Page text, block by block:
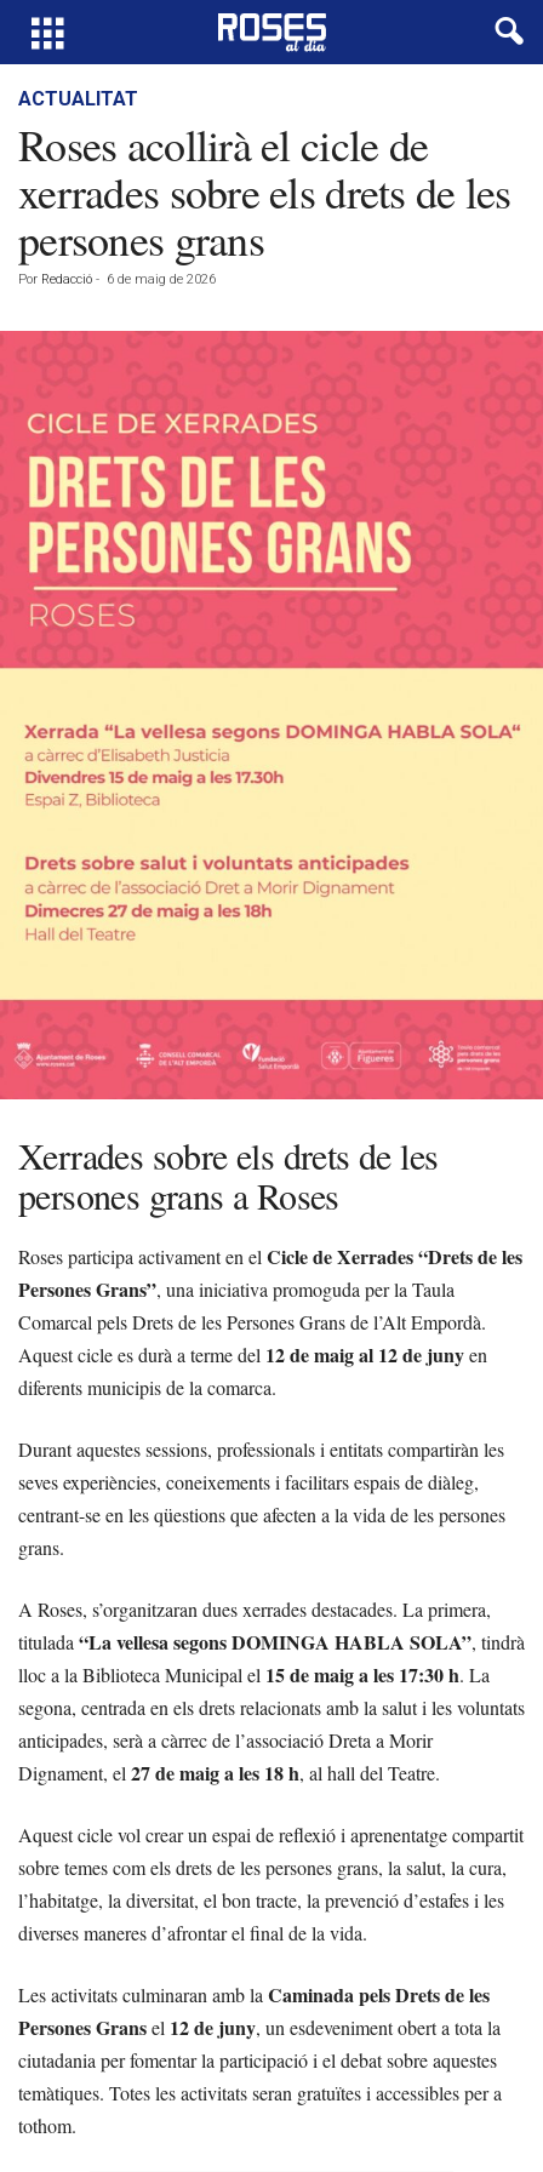
ACTUALITAT
Roses acollirà el cicle de
xerrades sobre els drets de les
persones grans
Por Redacció - 6 de maig de 2026
Xerrades sobre els drets de les
persones grans a Roses
Roses participa activament en el Cicle de Xerrades “Drets de les
Persones Grans”, una iniciativa promoguda per la Taula
Comarcal pels Drets de les Persones Grans de l’Alt Empordà.
Aquest cicle es durà a terme del 12 de maig al 12 de junyen
diferents municipis de la comarca.
Durant aquestes sessions, professionals i entitats compartiràn les
seves experiències, coneixements i facilitars espais de diàleg,
centrant-se en les qüestions que afecten a la vida de les persones
grans.
A Roses, s’organitzaran dues xerrades destacades. La primera,
titulada “La vellesa segons DOMINGA HABLA SOLA”, tindrà
lloc a la Biblioteca Municipal el 15 de maig a les 17:30 h. La
segona, centrada en els drets relacionats amb la salut i les voluntats
anticipades, serà a càrrec de l’associació Dreta a Morir
Dignament, el 27 de maig a les 18 h, al hall del Teatre.
Aquest cicle vol crear un espai de reflexió i aprenentatge compartit
sobre temes com els drets de les persones grans, la salut, la cura,
l’habitatge, la diversitat, el bon tracte, la prevenció d’estafes i les
diverses maneres d’afrontar el final de la vida.
Les activitats culminaran amb la Caminada pels Drets de les
Persones Gransel 12 de juny, un esdeveniment obert a tota la
ciutadania per fomentar la participació i el debat sobre aquestes
temàtiques. Totes les activitats seran gratuïtes i accessibles per a
tothom.